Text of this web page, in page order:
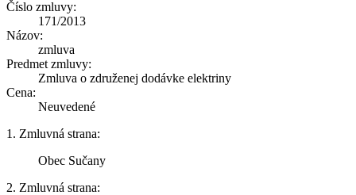
Číslo zmluvy:
171/2013
Názov:
zmluva
Predmet zmluvy:
Zmluva o združenej dodávke elektriny
Cena:
Neuvedené
1. Zmluvná strana:
Obec Sučany
2. Zmluvná strana: